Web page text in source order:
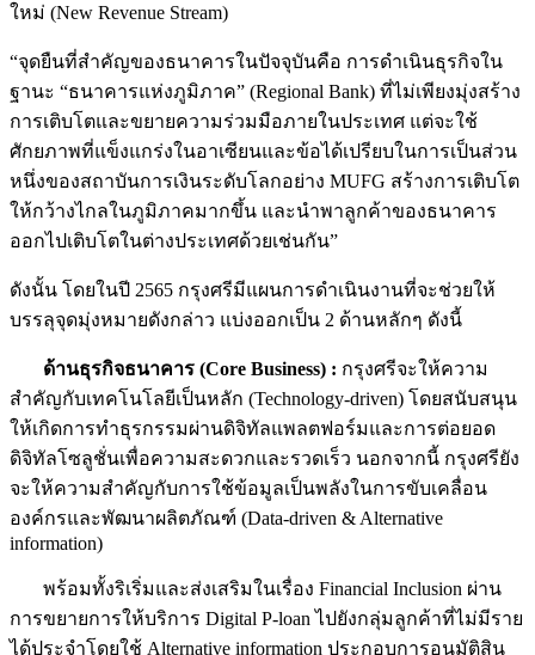
ใหม่ (New Revenue Stream)
“จุดยืนที่สำคัญของธนาคารในปัจจุบันคือ การดำเนินธุรกิจใน
ฐานะ “ธนาคารแห่งภูมิภาค” (Regional Bank) ที่ไม่เพียงมุ่งสร้าง
การเติบโตและขยายความร่วมมือภายในประเทศ แต่จะใช้
ศักยภาพที่แข็งแกร่งในอาเซียนและข้อได้เปรียบในการเป็นส่วน
หนึ่งของสถาบันการเงินระดับโลกอย่าง MUFG สร้างการเติบโต
ให้กว้างไกลในภูมิภาคมากขึ้น และนำพาลูกค้าของธนาคาร
ออกไปเติบโตในต่างประเทศด้วยเช่นกัน”
ดังนั้น โดยในปี 2565 กรุงศรีมีแผนการดำเนินงานที่จะช่วยให้
บรรลุจุดมุ่งหมายดังกล่าว แบ่งออกเป็น 2 ด้านหลักๆ ดังนี้
ด้านธุรกิจธนาคาร (Core Business) : กรุงศรีจะให้ความ
สำคัญกับเทคโนโลยีเป็นหลัก (Technology-driven) โดยสนับสนุน
ให้เกิดการทำธุรกรรมผ่านดิจิทัลแพลตฟอร์มและการต่อยอด
ดิจิทัลโซลูชั่นเพื่อความสะดวกและรวดเร็ว นอกจากนี้ กรุงศรียัง
จะให้ความสำคัญกับการใช้ข้อมูลเป็นพลังในการขับเคลื่อน
องค์กรและพัฒนาผลิตภัณฑ์ (Data-driven & Alternative
information)
พร้อมทั้งริเริ่มและส่งเสริมในเรื่อง Financial Inclusion ผ่าน
การขยายการให้บริการ Digital P-loan ไปยังกลุ่มลูกค้าที่ไม่มีราย
ได้ประจำโดยใช้ Alternative information ประกอบการอนุมัติสิน